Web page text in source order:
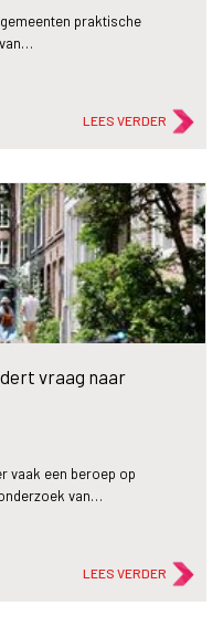
praktische
LEES VERDER
vraag naar
vaak een beroep op
van…
LEES VERDER